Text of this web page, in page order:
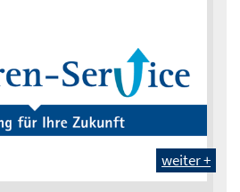
weiter +